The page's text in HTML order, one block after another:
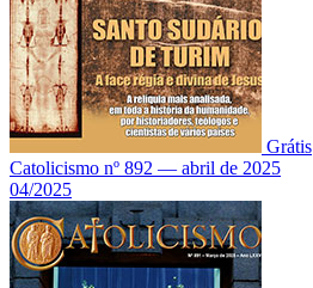
Grátis
Catolicismo nº 892 — abril de 2025
04/2025